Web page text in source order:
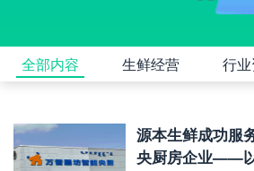
全部内容 生鲜经营 行
源本生鲜成功服
央厨房企业——